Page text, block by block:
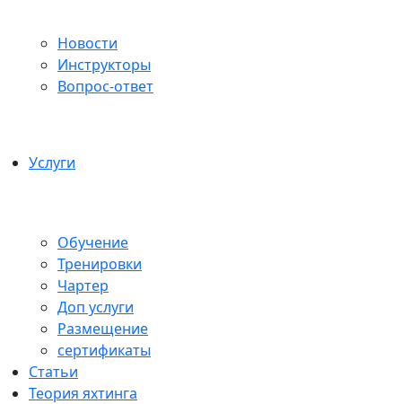
Новости
Инструкторы
Вопрос-ответ
Услуги
Обучение
Тренировки
Чартер
Доп услуги
Размещение
сертификаты
Статьи
Теория яхтинга